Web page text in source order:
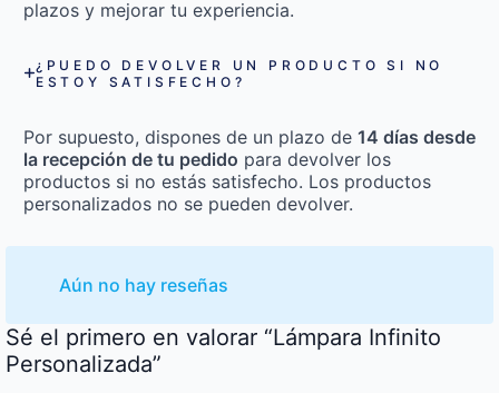
plazos y mejorar tu experiencia.
¿PUEDO DEVOLVER UN PRODUCTO SI NO
ESTOY SATISFECHO?
Por supuesto, dispones de un plazo de 14 días desde
la recepción de tu pedido para devolver los
productos si no estás satisfecho. Los productos
personalizados no se pueden devolver.
Aún no hay reseñas
Sé el primero en valorar “Lámpara Infinito
Personalizada”